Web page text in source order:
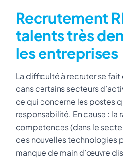
Recrutement
talents très
les entreprises
La difficulté à recruter se
dans certains secteurs
ce qui concerne les postes
responsabilité. En cause : la
compétences (dans le
des nouvelles technologies
manque de main d’œuvre